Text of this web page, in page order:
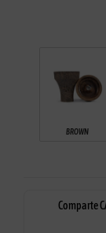
BROWN
Comparte